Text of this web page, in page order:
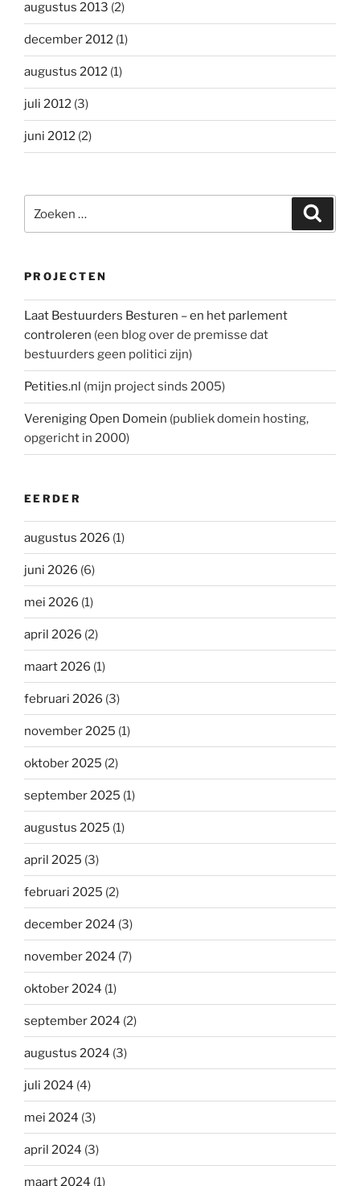
augustus 2013 (2)
december 2012 (1)
augustus 2012 (1)
juli 2012 (3)
juni 2012 (2)
naar:
PROJECTEN
Laat Bestuurders Besturen – en het parlement
controleren (een blog over de premisse dat
bestuurders geen politici zijn)
Petities.nl (mijn project sinds 2005)
Vereniging Open Domein (publiek domein hosting,
opgericht in 2000)
EERDER
augustus 2026 (1)
juni 2026 (6)
mei 2026 (1)
april 2026 (2)
maart 2026 (1)
februari 2026 (3)
november 2025 (1)
oktober 2025 (2)
september 2025 (1)
augustus 2025 (1)
april 2025 (3)
februari 2025 (2)
december 2024 (3)
november 2024 (7)
oktober 2024 (1)
september 2024 (2)
augustus 2024 (3)
juli 2024 (4)
mei 2024 (3)
april 2024 (3)
maart 2024 (1)